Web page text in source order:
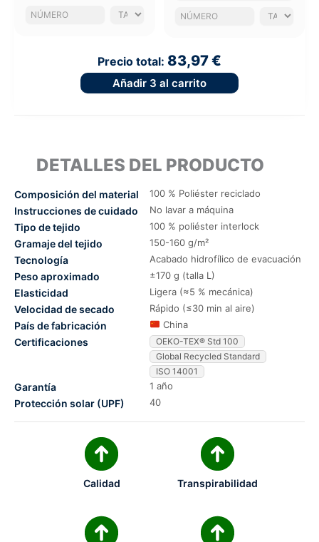
Precio total: 83,97 €
Añadir 3 al carrito
DETALLES DEL PRODUCTO
Composición del material 100 % Poliéster reciclado
Instrucciones de cuidado No lavar a máquina
Tipo de tejido 100 % poliéster interlock
Gramaje del tejido 150-160 g/m²
Tecnología Acabado hidrofílico de evacuación
Peso aproximado ±170 g (talla L)
Elasticidad Ligera (≈5 % mecánica)
Velocidad de secado Rápido (≤30 min al aire)
País de fabricación China
Certificaciones
OEKO-TEX® Std 100
Global Recycled Standard
ISO 14001
Garantía 1 año
Protección solar (UPF) 40
Calidad Transpirabilidad